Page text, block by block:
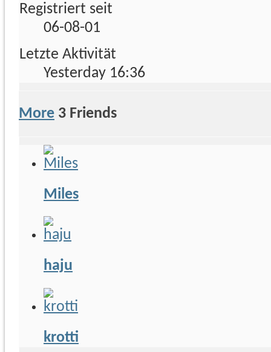
Registriert seit
06-08-01
Letzte Aktivität
Yesterday 16:36
More 3 Friends
Miles
haju
krotti